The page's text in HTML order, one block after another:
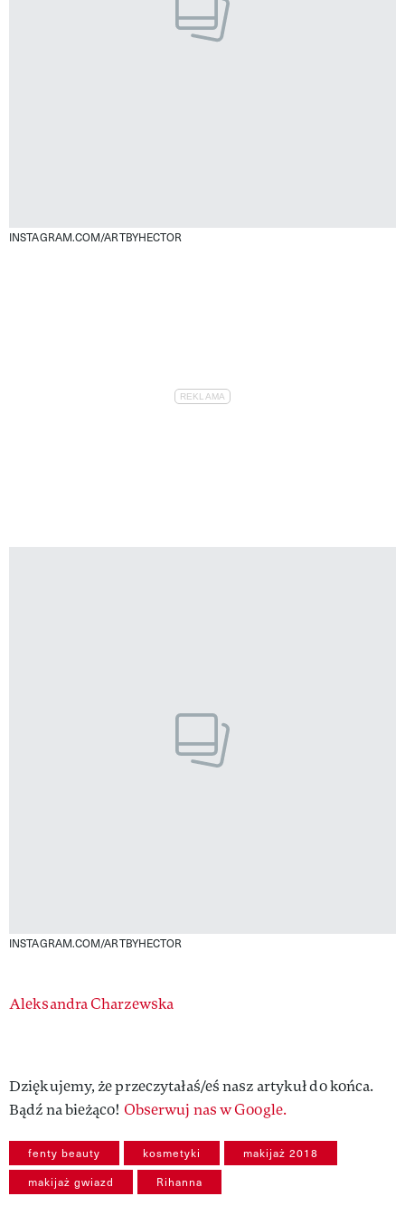
INSTAGRAM.COM/ARTBYHECTOR
INSTAGRAM.COM/ARTBYHECTOR
Authors
Aleksandra Charzewska
Dziękujemy, że przeczytałaś/eś nasz artykuł do końca.
Bądź na bieżąco! Obserwuj nas w Google.
fenty beauty kosmetyki makijaż 2018
makijaż gwiazd Rihanna